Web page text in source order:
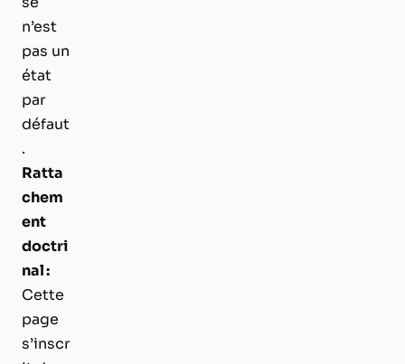
n’est
pas un
état
par
défaut
.
Ratta
chem
ent
doctri
nal :
Cette
page
s’inscr